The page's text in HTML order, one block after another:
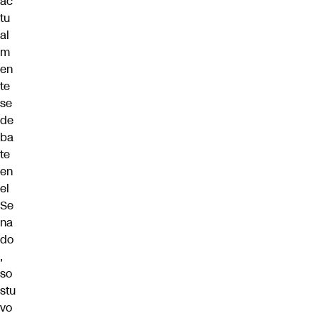
tu
al
m
en
te
se
de
ba
te
en
el
Se
na
do
,
so
stu
vo